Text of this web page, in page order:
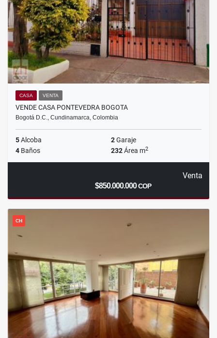
CASA VENTA
VENDE CASA PONTEVEDRA BOGOTA
Bogotá D.C., Cundinamarca, Colombia
5Alcoba 2Garaje
4 Baños 232Área m2
Venta
$850.000.000COP
CH